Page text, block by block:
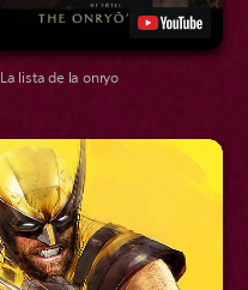
La lista de la onryo